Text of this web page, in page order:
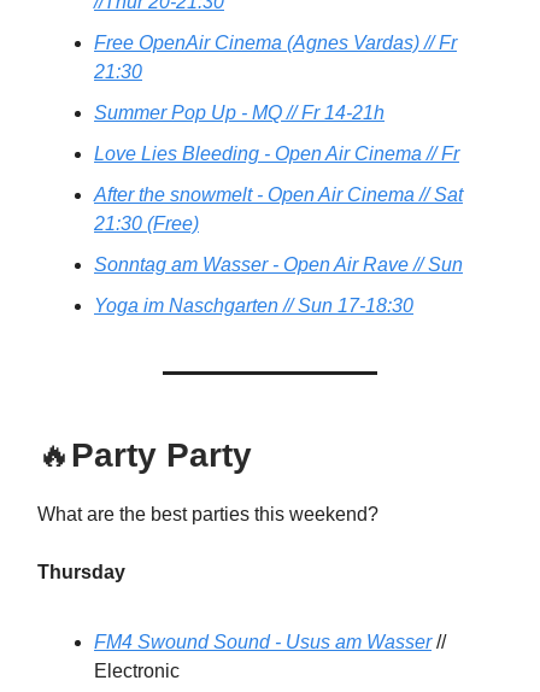
Free OpenAir Cinema (Agnes Vardas) // Fr
21:30
Summer Pop Up - MQ // Fr 14-21h
Love Lies Bleeding - Open Air Cinema // Fr
After the snowmelt - Open Air Cinema // Sat
21:30 (Free)
Sonntag am Wasser - Open Air Rave // Sun
Yoga im Naschgarten // Sun 17-18:30
🔥Party Party
What are the best parties this weekend?
Thursday
FM4 Swound Sound - Usus am Wasser//
Electronic